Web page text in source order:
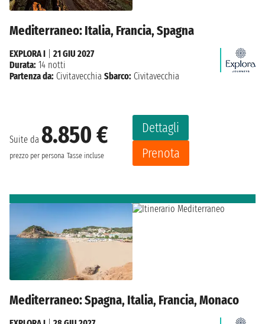
Mediterraneo: Italia, Francia, Spagna
Suite da 8.850 €
prezzo per persona Tasse incluse
Dettagli
Prenota
EXPLORA I
21 GIU 2027
Durata: 14 notti
Partenza da: Civitavecchia Sbarco: Civitavecchia
Mediterraneo: Spagna, Italia, Francia, Monaco